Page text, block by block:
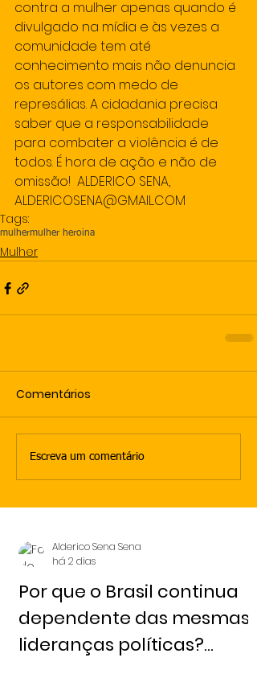
contra a mulher apenas quando é
divulgado na mídia e às vezes a
comunidade tem até
conhecimento mais não denuncia
os autores com medo de
represálias. A cidadania precisa
saber que a responsabilidade
para combater a violência é de
todos. É hora de ação e não de
omissão!  ALDERICO SENA,
ALDERICOSENA@GMAIL.COM
Tags:
mulhermulher heroina
Mulher
Comentários
Escreva um comentário
Por que o Brasil continua
dependente das mesmas
lideranças políticas?
Alderico Sena Sena
há 2 dias